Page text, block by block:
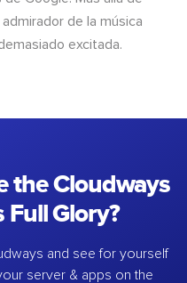
de la música
excitada.
the Cloudways
Glory?
and see for yourself
server & apps on the